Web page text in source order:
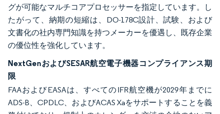
グが可能なマルチコアプロセッサーを指定しています。し
たがって、納期の短縮は、DO-178C設計、試験、および
文書化の社内専門知識を持つメーカーを優遇し、既存企業
の優位性を強化しています。
NextGenおよびSESAR航空電子機器コンプライアンス期
限
FAAおよびEASAは、すべてのIFR航空機が2029年までに
ADS-B、CPDLC、およびACAS Xaをサポートすることを義